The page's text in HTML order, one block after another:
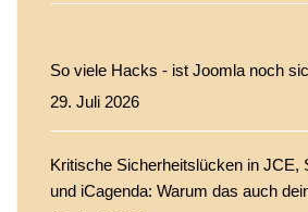
So viele Hacks - ist Joomla noch
29. Juli 2026
Kritische Sicherheitslücken in JCE,
und iCagenda: Warum das auch